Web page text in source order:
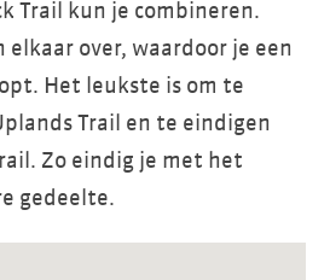
Trail kun je combineren.
elkaar over, waardoor je een
Het leukste is om te
Trail en te eindigen
Zo eindig je met het
gedeelte.